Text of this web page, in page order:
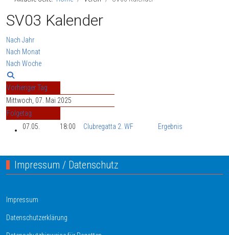
SV03 Kalender
Nach Jahr
Nach Monat
Nach Woche
Vorheriger Tag
Mittwoch, 07. Mai 2025
Folgetag
07.05.
18:00 Clubregatta 2. WF Ergebnis
Impressum / Datenschutz
Impressum
Datenschutzerklärung